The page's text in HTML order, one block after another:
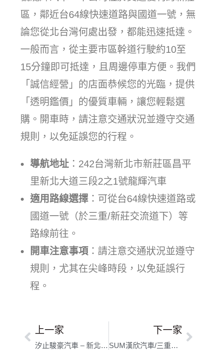
區，鄰近台64線快速道路與國道一號，無
論您從北台灣何處出發，都能迅速抵達。
一般而言，從主要市區幹道行駛約10至
15分鐘即可抵達，且周邊停車方便。我們
「誠信經營」的店面恭候您的光臨，提供
「透明鑑價」的優質車輛，讓您輕鬆選
購。開車時，請注意交通狀況並遵守交通
規則，以免延誤您的行程。
導航地址 ：242台灣新北市新莊區昌平
里新北大道三段2之1號龍輝汽車
適用路線選擇 ：可從台64線快速道路或
國道一號（於三重/新莊交流道下）等
路線前往。
開車注意事項 ：請注意交通狀況並遵守
規則，尤其在尖峰時段，以免延誤行
程。
上一家
汐止駿豪汽車 – 新北 汐止二手車 汐止中古車買賣 汐止進口車貿易 高價收購 優質車行 車商推薦 GOO鑑定 好評車商 認證車｜新北市汽車寄賣｜原廠鑑定，優質車輛安心選購
下一家
SUM漢欣汽車/三重蘆洲優質車商/高價估車/認證車輛｜新北市中古車行｜專業嚴選值得信賴